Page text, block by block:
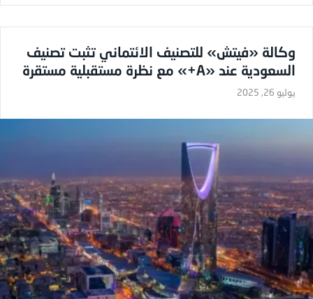
وكالة «فيتش» للتصنيف الائتماني تثبت تصنيف
السعودية عند «A+» مع نظرة مستقبلية مستقرة
يوليو 26, 2025